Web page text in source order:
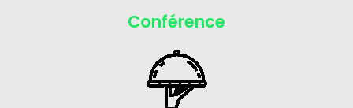
Conférence